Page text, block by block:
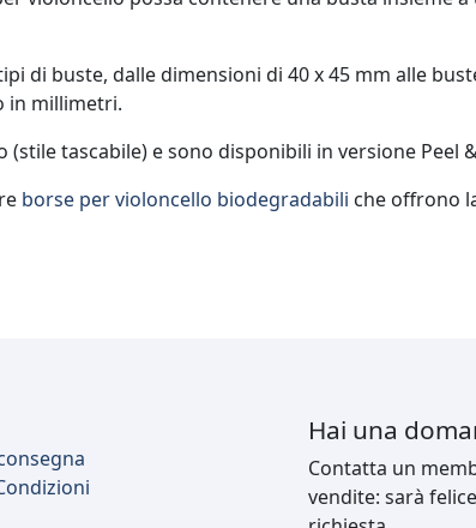
di buste, dalle dimensioni di 40 x 45 mm alle
in millimetri.
tascabile) e sono disponibili in versione Peel
borse per violoncello biodegradabili che offrono
Hai una
Contatta un
vendite: sarà